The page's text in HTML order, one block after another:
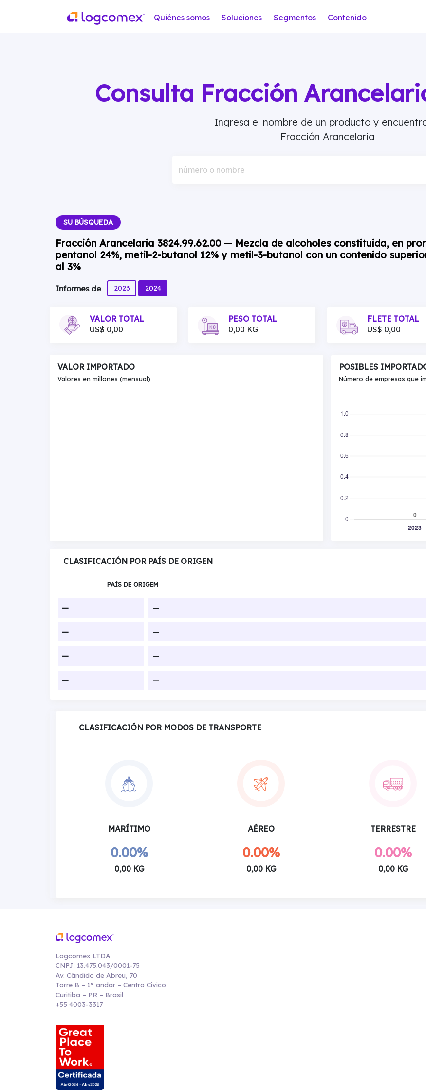
Quiénes somos Soluciones Segmentos Contenido
Consulta Fracción
Ingresa el nombre de un producto y
Fracción Arancelaria
número o nombre
SU BÚSQUEDA
Fracción Arancelaria 3824.99.62.00 — Mezcla de alcoholes constituida, en
pentanol 24%, metil-2-butanol 12% y metil-3-butanol con un contenido
al 3%
Informes de 2023 2024
VALOR TOTAL
US$ 0,00
PESO TOTAL
0,00 KG
FLETE TOTAL
US$ 0,00
VALOR IMPORTADO
Valores en millones (mensual)
POSIBLES
Número de empresas que
CLASIFICACIÓN POR PAÍS DE ORIGEN
PAÍS DE ORIGEM
— —
— —
— —
— —
CLASIFICACIÓN POR MODOS DE TRANSPORTE
MARÍTIMO
0.00%
0,00 KG
AÉREO
0.00%
0,00 KG
TERRESTRE
0.00%
0,00 KG
Logcomex LTDA
CNPJ: 13.475.043/0001-75
Av. Cândido de Abreu, 70
Torre B – 1° andar – Centro Cívico
Curitiba – PR – Brasil
+55 4003-3317